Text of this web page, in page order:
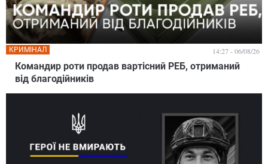
Командир роти продав вартісний РЕБ, отриманий
від благодійників
КРИМІНАЛ 14:27 - 06/08/26